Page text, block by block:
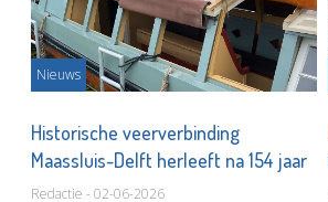
Nieuws
Historische veerverbinding
Maassluis-Delft herleeft na 154 jaar
Redactie - 02-06-2026